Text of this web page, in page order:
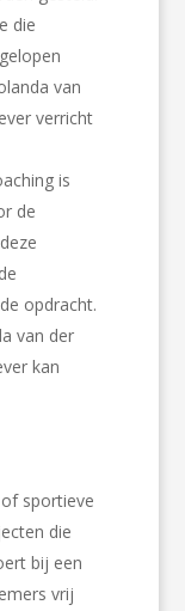
die
van
verricht
is
de
opdracht.
van der
kan
sportieve
die
bij een
vrij